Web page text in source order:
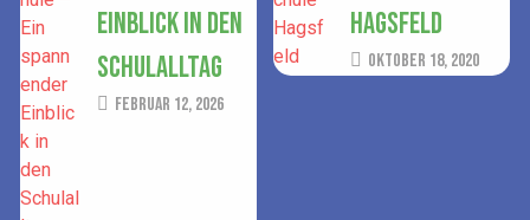
Einblick in den
Schulalltag
Februar 12, 2026
Hagsfeld
Oktober 18, 2020